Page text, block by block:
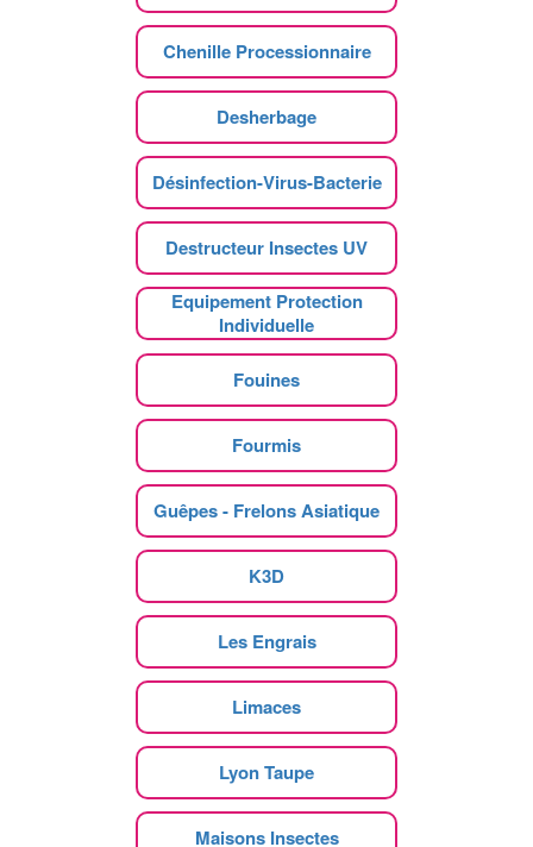
Chenille Processionnaire
Desherbage
Désinfection-Virus-Bacterie
Destructeur Insectes UV
Equipement Protection
Individuelle
Fouines
Fourmis
Guêpes - Frelons Asiatique
K3D
Les Engrais
Limaces
Lyon Taupe
Maisons Insectes